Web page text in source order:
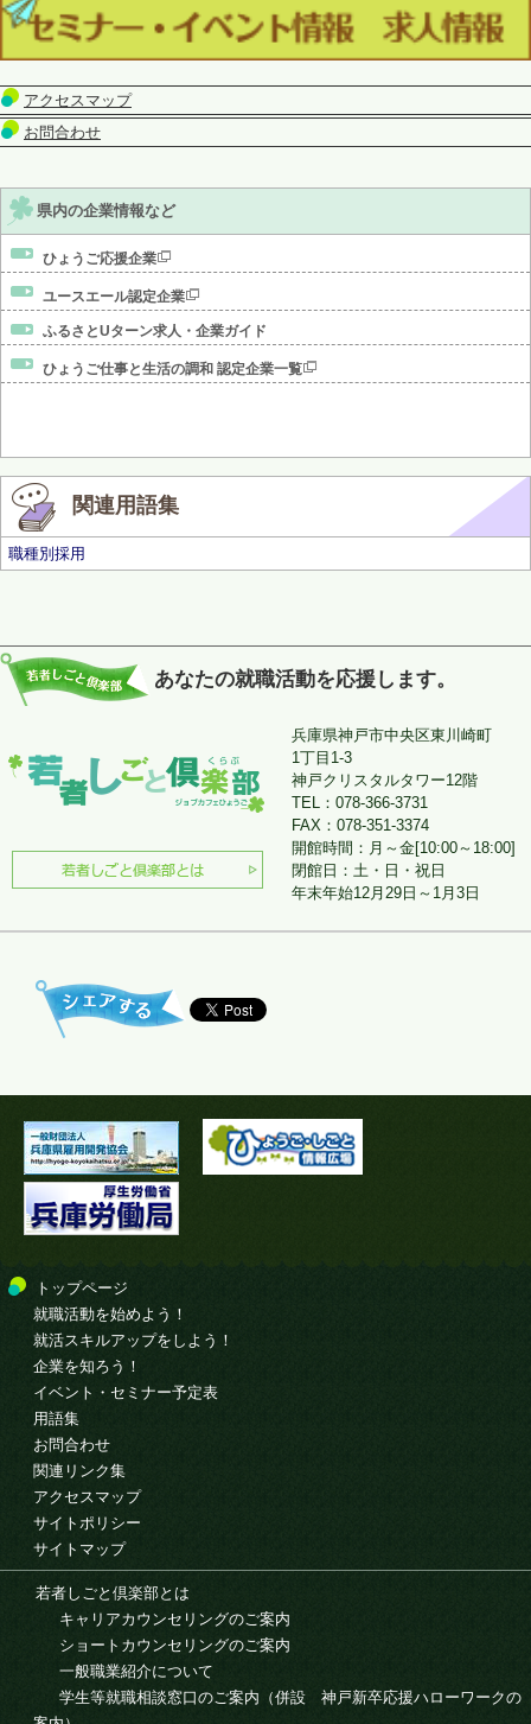
アクセスマップ
お問合わせ
県内の企業情報など
ひょうご応援企業
ユースエール認定企業
ふるさとUターン求人・企業ガイド
ひょうご仕事と生活の調和 認定企業一覧
関連用語集
職種別採用
あなたの就職活動を応援します。
兵庫県神戸市中央区東川崎町
1丁目1-3
神戸クリスタルタワー12階
TEL：078-366-3731
FAX：078-351-3374
開館時間：月～金[10:00～18:00]
閉館日：土・日・祝日
年末年始12月29日～1月3日
トップページ
就職活動を始めよう！
就活スキルアップをしよう！
企業を知ろう！
イベント・セミナー予定表
用語集
お問合わせ
関連リンク集
アクセスマップ
サイトポリシー
サイトマップ
若者しごと倶楽部とは
キャリアカウンセリングのご案内
ショートカウンセリングのご案内
一般職業紹介について
学生等就職相談窓口のご案内（併設 神戸新卒応援ハローワークの